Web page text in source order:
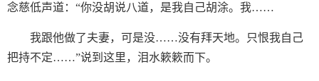
念慈低声道：“你没胡说八道，是我自己胡涂。我……
我跟他做了夫妻，可是没……没有拜天地。只恨我自己
把持不定……”说到这里，泪水簌簌而下。